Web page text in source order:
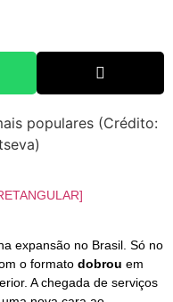
expansão no Brasil. Só no
o formato dobrou em
A chegada de serviços